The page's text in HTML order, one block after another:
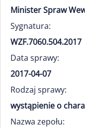
Minister Spraw
Sygnatura:
WZF.7060.504.2017
Data sprawy:
2017-04-07
Rodzaj sprawy:
wystąpienie o
Nazwa zepołu: